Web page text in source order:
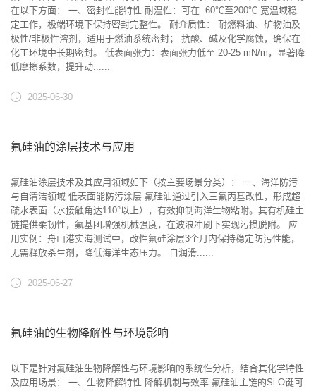
在以下方面： 一、密封性能特性 ‌耐温性‌：可在 ‌-60℃至200℃‌ 宽温域稳
定工作，极端环境下保持密封完整性。 ‌耐介质性‌： 耐燃料油、矿物油及
极性/非极性溶剂，适用于燃油系统密封； 抗酸、碱及化学腐蚀，确保在
化工环境中长期密封。 ‌低表面张力‌：表面张力低至 ‌20-25 mN/m‌，显著降
低摩擦系数，提升动......
2025-06-30
氟硅油的涂层技术与应用
氟硅油涂层技术及其应用领域如下（按主要场景分类）： ‌一、海洋防污
与自清洁领域‌ ‌低表面能防污涂层‌ 氟硅油通过引入三氟丙基改性，形成超
疏水表面（水接触角达110°以上），有效抑制海洋生物粘附。其有机硅主
链提供柔韧性，氟基团增强机械强度，在波浪冲刷下实现污损脱附。 ‌应
用实例‌：舟山港实海测试中，改性氟硅涂层3个月内保持稳定防污性能，
无需释放杀生剂，降低海洋生态压力。 ‌自润滑......
2025-06-27
氟硅油的生物降解性与环境影响
以下是针对氟硅油生物降解性与环境影响的系统性分析，结合其化学特性
及应用场景： 一、生物降解特性 ‌降解机制与效率‌ 氟硅油主链的Si-O键可